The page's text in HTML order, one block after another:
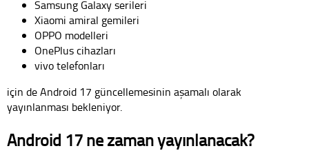
Samsung Galaxy serileri
Xiaomi amiral gemileri
OPPO modelleri
OnePlus cihazları
vivo telefonları
için de Android 17 güncellemesinin aşamalı olarak
yayınlanması bekleniyor.
Android 17 ne zaman yayınlanacak?